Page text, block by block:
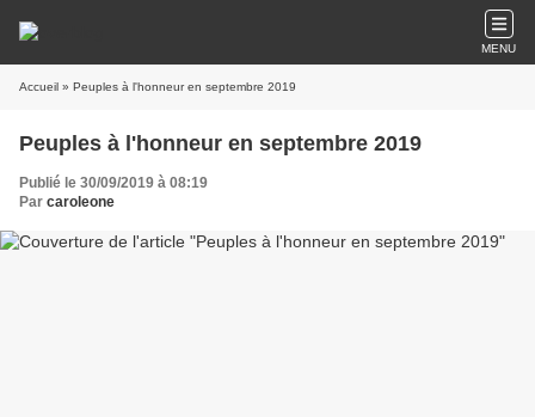
MENU
Accueil » Peuples à l'honneur en septembre 2019
Peuples à l'honneur en septembre 2019
Publié le 30/09/2019 à 08:19
Par caroleone